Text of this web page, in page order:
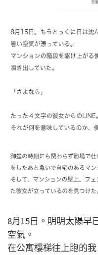
8月15日。明明太陽早
空氣。
在公寓樓梯往上跑的